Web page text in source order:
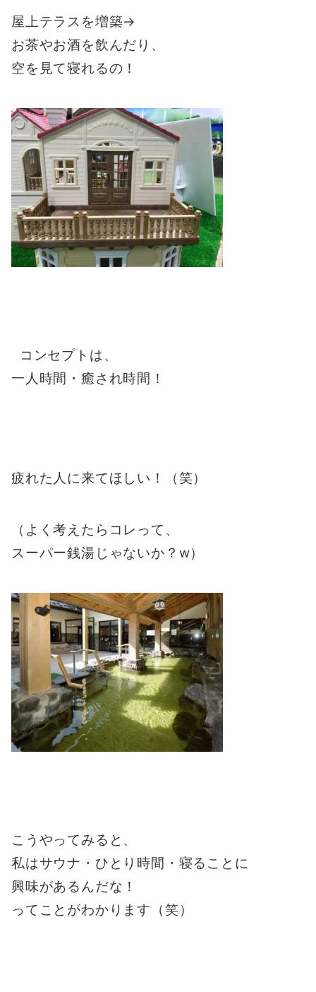
屋上テラスを増築→
お茶やお酒を飲んだり、
空を見て寝れるの！
コンセプトは、
一人時間・癒され時間！
疲れた人に来てほしい！（笑）
（よく考えたらコレって、
スーパー銭湯じゃないか？w）
こうやってみると、
私はサウナ・ひとり時間・寝ることに
興味があるんだな！
ってことがわかります（笑）